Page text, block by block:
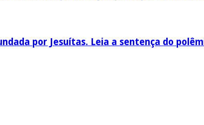
por Jesuítas. Leia a sentença do